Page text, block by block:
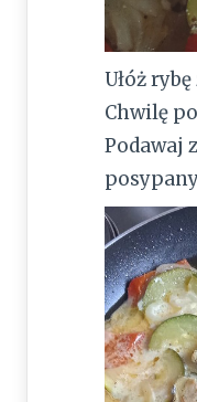
Ułóż
Chwilę
Podawaj